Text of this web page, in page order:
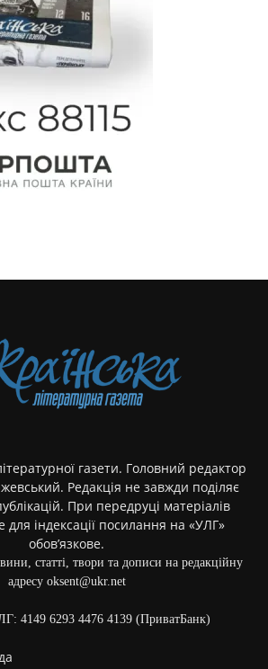
газети. Головний редактор
Редакція не завжди поділяє
При передруці матеріалів
для індексації посилання на «УЛГ»
обов’язкове.
статті, твори та дописи на редакційну
адресу oksent@ukr.net
4149 6293 4476 4139 (ПриватБанк)